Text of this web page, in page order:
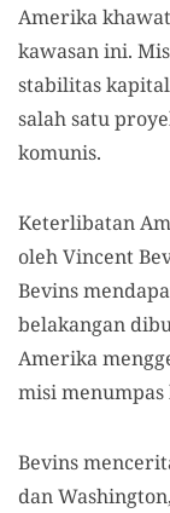
Amerika
kawasan ini.
stabilitas
salah satu
komunis.
Keterlibatan
oleh Vincent
Bevins
belakangan
Amerika
misi
Bevins
dan